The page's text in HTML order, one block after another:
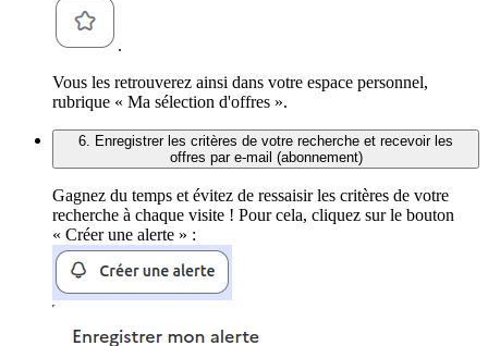
.
Vous les retrouverez ainsi dans votre espace personnel,
rubrique « Ma sélection d'offres ».
6. Enregistrer les critères de votre recherche et recevoir les
offres par e-mail (abonnement)
Gagnez du temps et évitez de ressaisir les critères de votre
recherche à chaque visite ! Pour cela, cliquez sur le bouton
« Créer une alerte » :